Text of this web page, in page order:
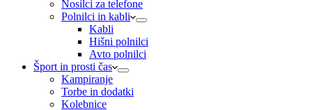
Nosilci za telefone
Polnilci in kabli
Kabli
Hišni polnilci
Avto polnilci
Šport in prosti čas
Kampiranje
Torbe in dodatki
Kolebnice